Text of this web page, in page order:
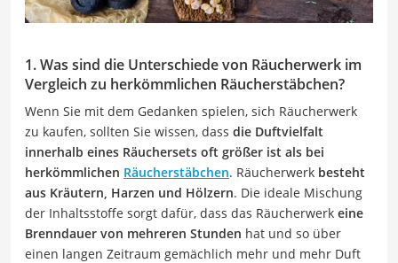
1. Was sind die Unterschiede von Räucherwerk im
Vergleich zu herkömmlichen Räucherstäbchen?
Wenn Sie mit dem Gedanken spielen, sich Räucherwerk
zu kaufen, sollten Sie wissen, dass die Duftvielfalt
innerhalb eines Räuchersets oft größer ist als bei
herkömmlichen Räucherstäbchen. Räucherwerk besteht
aus Kräutern, Harzen und Hölzern. Die ideale Mischung
der Inhaltsstoffe sorgt dafür, dass das Räucherwerk eine
Brenndauer von mehreren Stunden hat und so über
einen langen Zeitraum gemächlich mehr und mehr Duft